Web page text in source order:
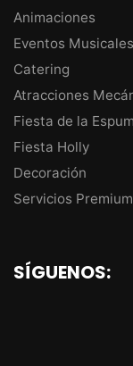
Animaciones
Eventos
Catering
Atracciones
Fiesta de la
Fiesta Holly
Decoración
Servicios Premium
SÍGUENOS: